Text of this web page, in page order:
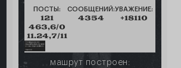
ПОСТЫ:
121
463,6/0
11.24,7/11
СООБЩЕНИЙ:
4354
УВАЖЕНИЕ:
+18110
машрут построен: